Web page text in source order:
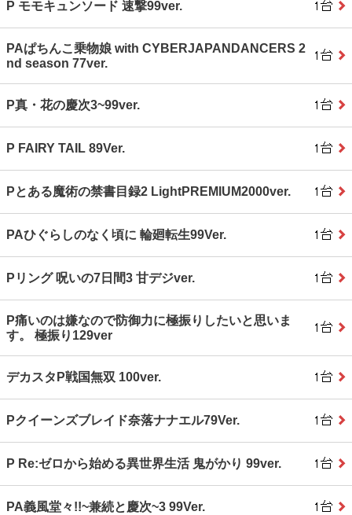
P モモキュンソード 速撃99ver.
PAぱちんこ乗物娘 with CYBERJAPANDANCERS 2
nd season 77ver.
P真・花の慶次3~99ver.
P FAIRY TAIL 89Ver.
Pとある魔術の禁書目録2 LightPREMIUM2000ver.
PAひぐらしのなく頃に 輪廻転生99Ver.
Pリング 呪いの7日間3 甘デジver.
P痛いのは嫌なので防御力に極振りしたいと思いま
す。 極振り129ver
デカスタP戦国無双 100ver.
Pクイーンズブレイド奈落ナナエル79Ver.
P Re:ゼロから始める異世界生活 鬼がかり 99ver.
PA義風堂々!!~兼続と慶次~3 99Ver.